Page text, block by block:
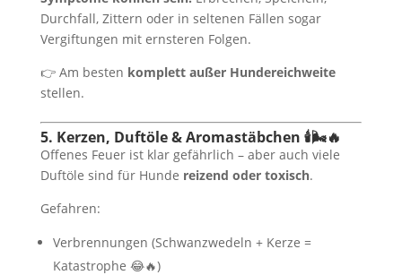
Durchfall, Zittern oder in seltenen Fällen sogar
Vergiftungen mit ernsteren Folgen.
👉 Am besten komplett außer Hundereichweite
stellen.
5. Kerzen, Duftöle & Aromastäbchen 🕯🌬️🔥
Offenes Feuer ist klar gefährlich – aber auch viele
Duftöle sind für Hunde reizend oder toxisch.
Gefahren:
Verbrennungen (Schwanzwedeln + Kerze =
Katastrophe 😂🔥)